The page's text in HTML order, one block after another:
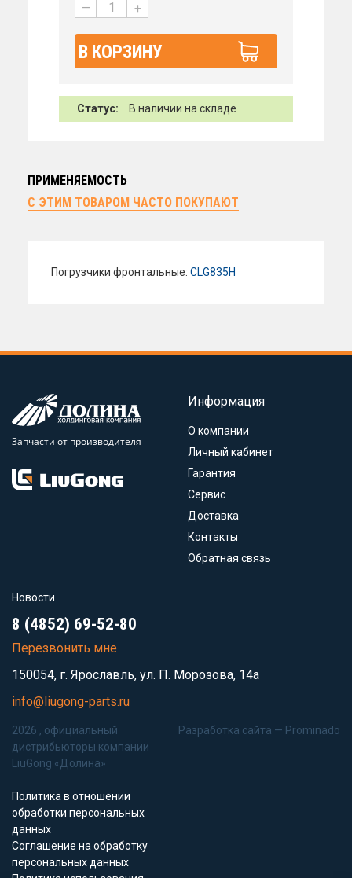
— +
В КОРЗИНУ
Статус: В наличии на складе
ПРИМЕНЯЕМОСТЬ
С ЭТИМ ТОВАРОМ ЧАСТО ПОКУПАЮТ
Погрузчики фронтальные: CLG835H
Запчасти от производителя
Информация
О компании
Личный кабинет
Гарантия
Сервис
Доставка
Контакты
Обратная связь
Новости
8 (4852) 69-52-80
Перезвонить мне
150054, г. Ярославль, ул. П. Морозова, 14а
info@liugong-parts.ru
2026 , официальный
дистрибьюторы компании
LiuGong «Долина»
Политика в отношении
обработки персональных
данных
Соглашение на обработку
персональных данных
Разработка сайта — Prominado